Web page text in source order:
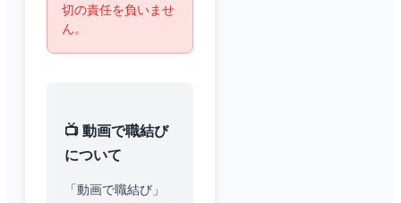
切の責任を負いませ
ん。
📺 動画で職結び
について
「動画で職結び」